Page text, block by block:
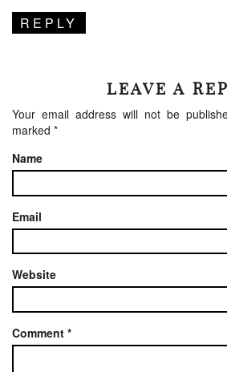
REPLY
LEAVE A
Your email address will not be
marked *
Name
Email
Website
Comment *